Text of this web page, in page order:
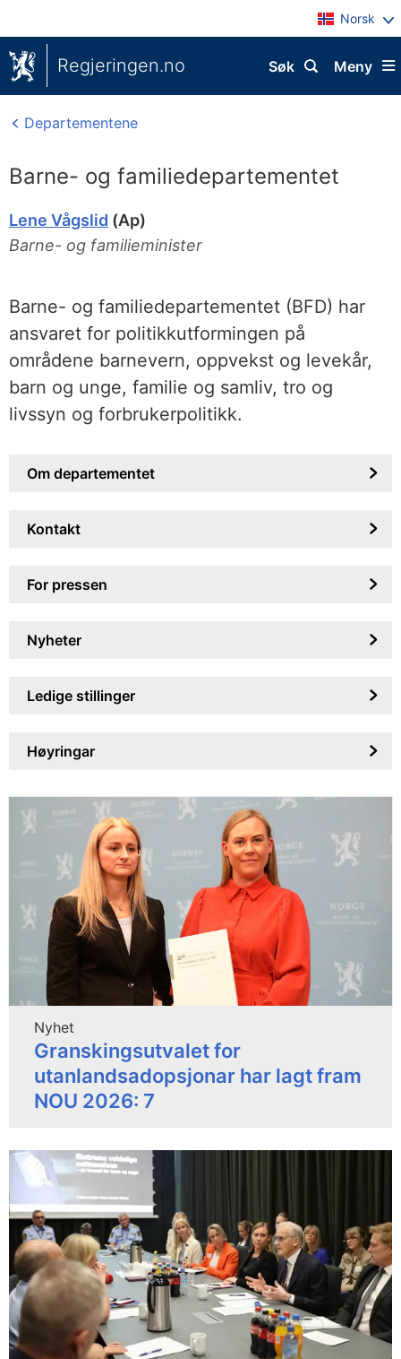
Norsk
Regjeringen.no Meny
Søk
Departementene
Barne- og familiedepartementet
Lene Vågslid (Ap)
Barne- og familieminister
Barne- og familiedepartementet (BFD) har
ansvaret for politikkutformingen på
områdene barnevern, oppvekst og levekår,
barn og unge, familie og samliv, tro og
livssyn og forbrukerpolitikk.
Om departementet
Kontakt
For pressen
Nyheter
Ledige stillinger
Høyringar
Nyhet
Granskingsutvalet for
utanlandsadopsjonar har lagt fram
NOU 2026: 7